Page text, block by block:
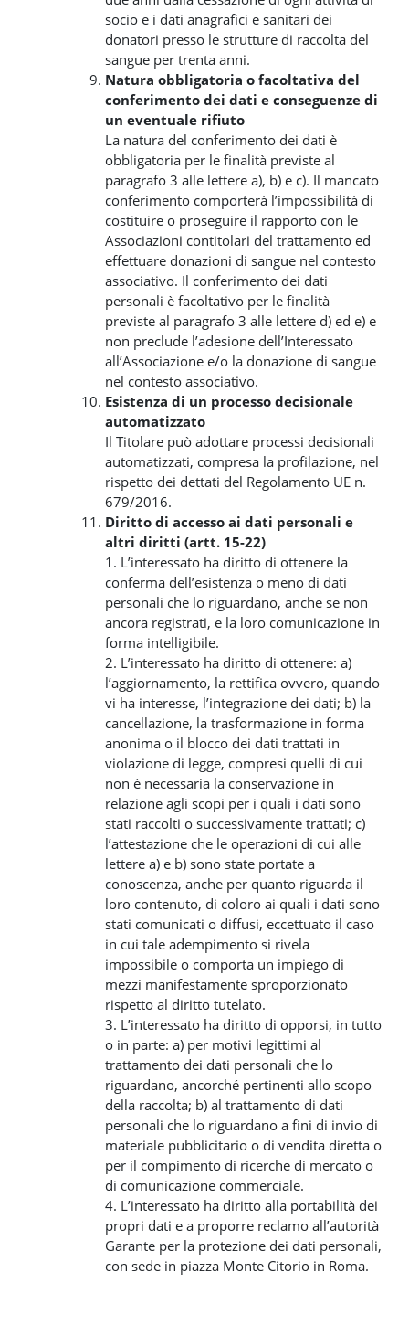
socio e i dati anagrafici e sanitari dei
donatori presso le strutture di raccolta del
sangue per trenta anni.
Natura obbligatoria o facoltativa del
conferimento dei dati e conseguenze di
un eventuale rifiuto
La natura del conferimento dei dati è
obbligatoria per le finalità previste al
paragrafo 3 alle lettere a), b) e c). Il mancato
conferimento comporterà l’impossibilità di
costituire o proseguire il rapporto con le
Associazioni contitolari del trattamento ed
effettuare donazioni di sangue nel contesto
associativo. Il conferimento dei dati
personali è facoltativo per le finalità
previste al paragrafo 3 alle lettere d) ed e) e
non preclude l’adesione dell’Interessato
all’Associazione e/o la donazione di sangue
nel contesto associativo.
Esistenza di un processo decisionale
automatizzato
Il Titolare può adottare processi decisionali
automatizzati, compresa la profilazione, nel
rispetto dei dettati del Regolamento UE n.
679/2016.
Diritto di accesso ai dati personali e
altri diritti (artt. 15-22)
1. L’interessato ha diritto di ottenere la
conferma dell’esistenza o meno di dati
personali che lo riguardano, anche se non
ancora registrati, e la loro comunicazione in
forma intelligibile.
2. L’interessato ha diritto di ottenere: a)
l’aggiornamento, la rettifica ovvero, quando
vi ha interesse, l’integrazione dei dati; b) la
cancellazione, la trasformazione in forma
anonima o il blocco dei dati trattati in
violazione di legge, compresi quelli di cui
non è necessaria la conservazione in
relazione agli scopi per i quali i dati sono
stati raccolti o successivamente trattati; c)
l’attestazione che le operazioni di cui alle
lettere a) e b) sono state portate a
conoscenza, anche per quanto riguarda il
loro contenuto, di coloro ai quali i dati sono
stati comunicati o diffusi, eccettuato il caso
in cui tale adempimento si rivela
impossibile o comporta un impiego di
mezzi manifestamente sproporzionato
rispetto al diritto tutelato.
3. L’interessato ha diritto di opporsi, in tutto
o in parte: a) per motivi legittimi al
trattamento dei dati personali che lo
riguardano, ancorché pertinenti allo scopo
della raccolta; b) al trattamento di dati
personali che lo riguardano a fini di invio di
materiale pubblicitario o di vendita diretta o
per il compimento di ricerche di mercato o
di comunicazione commerciale.
4. L’interessato ha diritto alla portabilità dei
propri dati e a proporre reclamo all’autorità
Garante per la protezione dei dati personali,
con sede in piazza Monte Citorio in Roma.